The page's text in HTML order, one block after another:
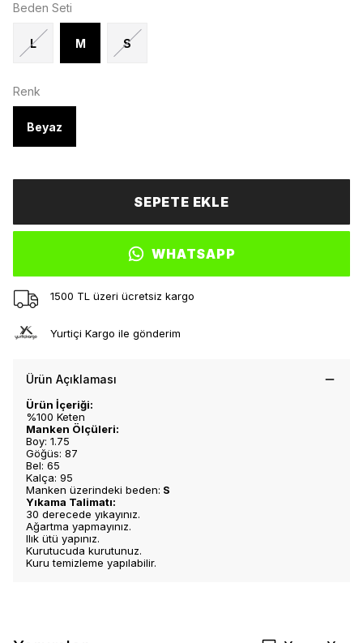
Beden Seti
L M S
Renk
Beyaz
SEPETE EKLE
WHATSAPP
1500 TL üzeri ücretsiz kargo
Yurtiçi Kargo ile gönderim
Ürün Açıklaması
Ürün İçeriği:
%100 Keten
Manken Ölçüleri:
Boy: 1.75
Göğüs: 87
Bel: 65
Kalça: 95
Manken üzerindeki beden: S
Yıkama Talimatı:
30 derecede yıkayınız.
Ağartma yapmayınız.
Ilık ütü yapınız.
Kurutucuda kurutunuz.
Kuru temizleme yapılabilir.